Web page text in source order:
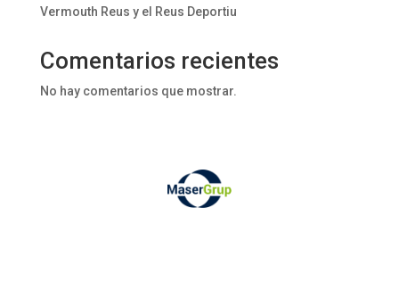
Vermouth Reus y el Reus Deportiu
Comentarios recientes
No hay comentarios que mostrar.